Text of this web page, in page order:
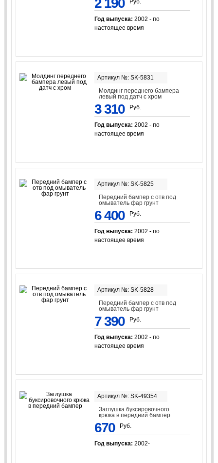
2 190 Руб.
Год выпуска: 2002 - по
настоящее время
Артикул №: SK-5831
Молдинг переднего бампера
левый под датч с хром
3 310 Руб.
Год выпуска: 2002 - по
настоящее время
Артикул №: SK-5825
Передний бампер с отв под
омыватель фар грунт
6 400 Руб.
Год выпуска: 2002 - по
настоящее время
Артикул №: SK-5828
Передний бампер с отв под
омыватель фар грунт
7 390 Руб.
Год выпуска: 2002 - по
настоящее время
Артикул №: SK-49354
Заглушка буксировочного
крюка в передний бампер
670 Руб.
Год выпуска: 2002-